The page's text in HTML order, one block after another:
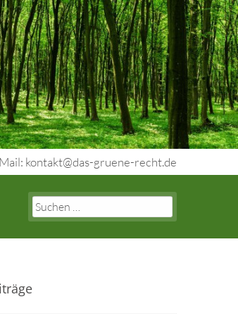
kontakt@das-gruene-recht.de
Search
for: